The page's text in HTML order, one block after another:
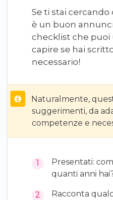
Se ti stai cercando
è un buon
checklist che puoi
capire se hai
necessario!
Naturalmente,
suggerimenti, da
competenze e
Presentati:
quanti anni
Racconta